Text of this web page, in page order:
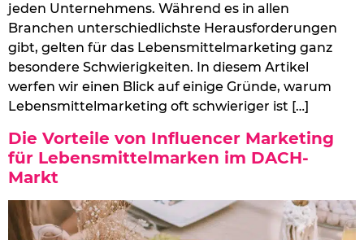
jeden Unternehmens. Während es in allen
Branchen unterschiedlichste Herausforderungen
gibt, gelten für das Lebensmittelmarketing ganz
besondere Schwierigkeiten. In diesem Artikel
werfen wir einen Blick auf einige Gründe, warum
Lebensmittelmarketing oft schwieriger ist […]
Die Vorteile von Influencer Marketing
für Lebensmittelmarken im DACH-
Markt